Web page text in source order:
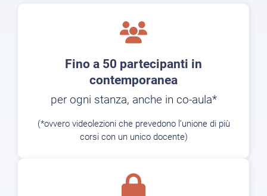
Fino a 50 partecipanti in
contemporanea
per ogni stanza, anche in co-aula*
(*ovvero videolezioni che prevedono l’unione di più
corsi con un unico docente)